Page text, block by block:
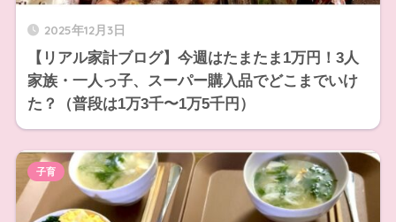
2025年12月3日
【リアル家計ブログ】今週はたまたま1万円！3人
家族・一人っ子、スーパー購入品でどこまでいけ
た？（普段は1万3千〜1万5千円）
子育